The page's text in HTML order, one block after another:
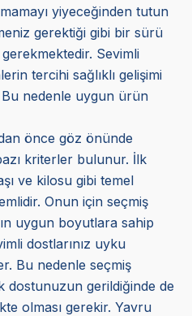
yiyeceğinden tutun
gerektiği gibi bir sürü
Sevimli
tercihi sağlıklı gelişimi
nedenle uygun ürün
önce göz önünde
kriterler bulunur. İlk
ve kilosu gibi temel
Onun için seçmiş
uygun boyutlara sahip
dostlarınız uyku
Bu nedenle seçmiş
gerildiğinde de
olması gerekir. Yavru